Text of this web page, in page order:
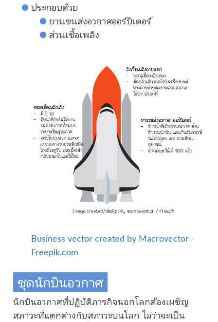
ประกอบด้วย
ยานขนส่งอวกาศออร์บิเตอร์
ส่วนเชื้อเพลิง
Business vector created by Macrovector -
Freepik.com
ชุดนักบินอวกาศ
นักบินอวกาศที่ปฏิบัติภารกิจนอกโลกต้องเผชิญ
สภาวะที่แตกต่างกับสภาวะบนโลก ไม่ว่าจะเป็น